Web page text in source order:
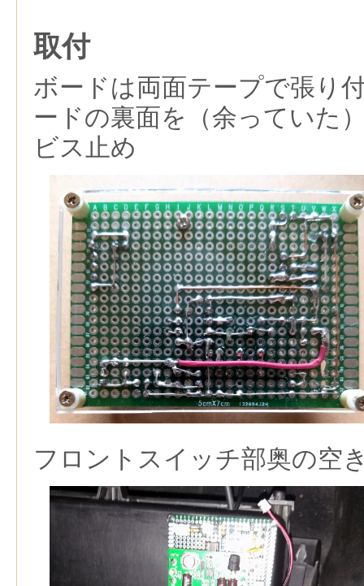
取付
ボードは両面テープで張り
ードの裏面を（余っていた
ビス止め
フロントスイッチ部奥の空